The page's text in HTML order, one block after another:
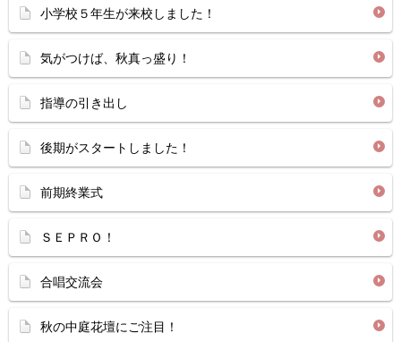
小学校５年生が来校しました！
気がつけば、秋真っ盛り！
指導の引き出し
後期がスタートしました！
前期終業式
ＳＥＰＲＯ！
合唱交流会
秋の中庭花壇にご注目！